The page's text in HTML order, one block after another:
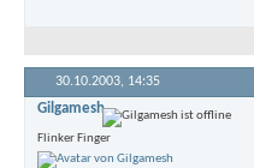
30.10.2003, 14:35
Gilgamesh
Flinker Finger